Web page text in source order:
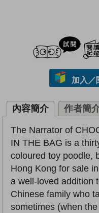
試閲
加入／
內容簡介 作者簡
The Narrator of
IN THE BAG is a
coloured toy poodle,
Hong Kong for sale
a well-loved addition
Chinese family who
sometimes (when